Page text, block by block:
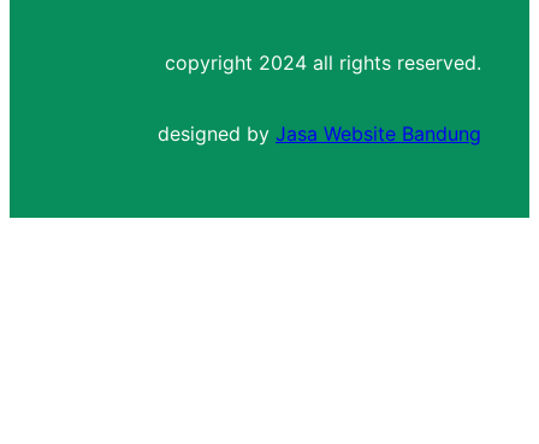
copyright 2024 all rights reserved.
designed by Jasa Website Bandung